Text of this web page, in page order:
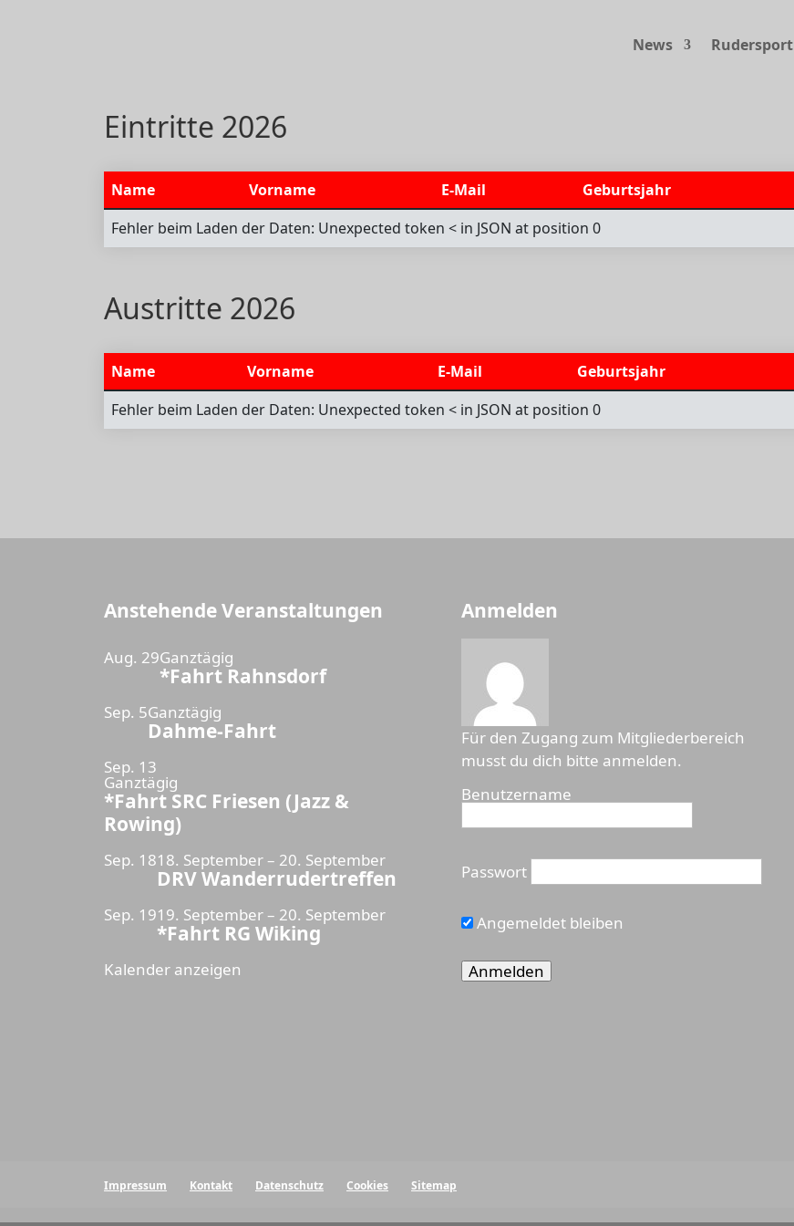
News Rudersport
Eintritte 2026
Name Vorname E-Mail Geburtsjahr
Fehler beim Laden der Daten: Unexpected token < in JSON at position 0
Austritte 2026
Name Vorname E-Mail Geburtsjahr
Fehler beim Laden der Daten: Unexpected token < in JSON at position 0
Anstehende Veranstaltungen
Aug. 29Ganztägig
*Fahrt Rahnsdorf
Sep. 5Ganztägig
Dahme-Fahrt
Sep. 13
Ganztägig
*Fahrt SRC Friesen (Jazz &
Rowing)
Sep. 1818. September– 20. September
DRV Wanderrudertreffen
Sep. 1919. September– 20. September
*Fahrt RG Wiking
Kalender anzeigen
Anmelden
Für den Zugang zum Mitgliederbereich
musst du dich bitte anmelden.
Benutzername
Passwort
Angemeldet bleiben
Impressum Kontakt Datenschutz Cookies Sitemap